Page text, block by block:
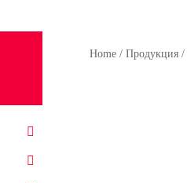
Home/ Продукция/